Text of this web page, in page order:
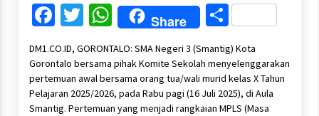
Facebook
Twitter
WhatsApp
Share Share
DM1.CO.ID, GORONTALO: SMA Negeri 3 (Smantig) Kota
Gorontalo bersama pihak Komite Sekolah menyelenggarakan
pertemuan awal bersama orang tua/wali murid kelas X Tahun
Pelajaran 2025/2026, pada Rabu pagi (16 Juli 2025), di Aula
Smantig. Pertemuan yang menjadi rangkaian MPLS (Masa